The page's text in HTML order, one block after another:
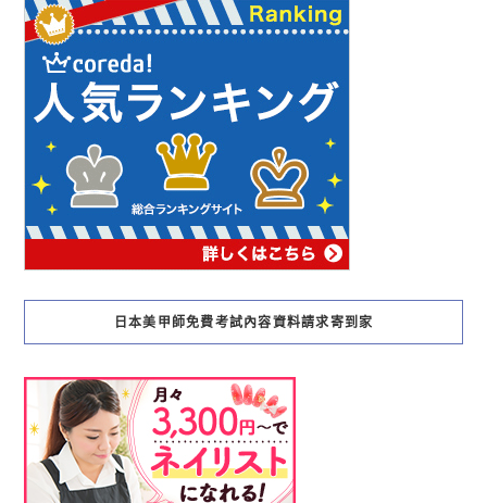
日本美甲師免費考試內容資料請求寄到家